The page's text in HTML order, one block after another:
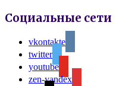
Социальные сети
vkontakte
twitter
youtube
zen-yandex